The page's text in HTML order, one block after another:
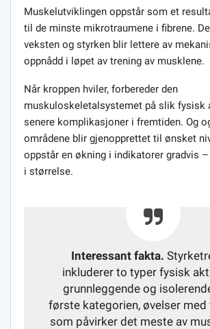
Muskelutviklingen oppstår som et
til de minste mikrotraumene i fibrene.
veksten og styrken blir lettere av
oppnådd i løpet av trening av musklene.
Når kroppen hviler, forbereder den
muskuloskeletalsystemet på slik fysisk
senere komplikasjoner i fremtiden. Og
områdene blir gjenopprettet til ønsket
oppstår en økning i indikatorer gradvis
i størrelse.
Interessant fakta.
inkluderer to typer fysisk
grunnleggende og
første kategorien, øvelser med
som påvirker det meste av